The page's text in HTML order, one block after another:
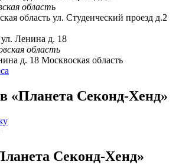
область
область ул. Студенческий проезд д.2
Ленина д. 18
область
д. 18 Москвоская область
«Планета Секонд-Хенд»
Секонд-Хенд»